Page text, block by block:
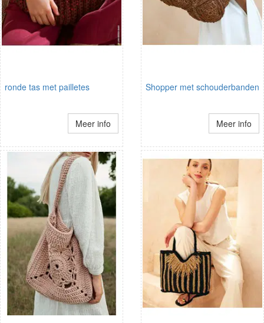
ronde tas met pailletes
Meer info
Shopper met schouderbanden
Meer info